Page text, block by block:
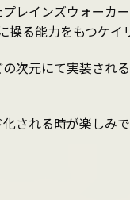
レインズウォーカ
操る能力をもつケイ
次元にて実装され
される時が楽しみで